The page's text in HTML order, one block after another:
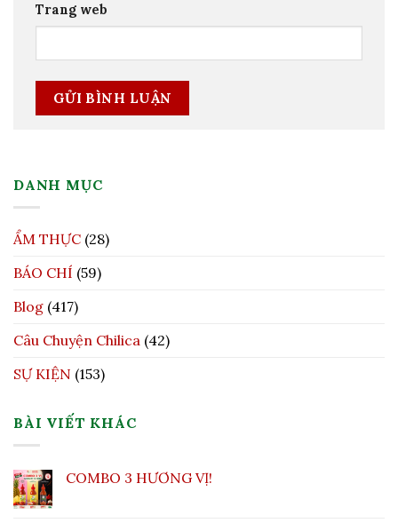
Trang web
DANH MỤC
ẨM THỰC (28)
BÁO CHÍ (59)
Blog (417)
Câu Chuyện Chilica (42)
SỰ KIỆN (153)
BÀI VIẾT KHÁC
COMBO 3 HƯƠNG VỊ!